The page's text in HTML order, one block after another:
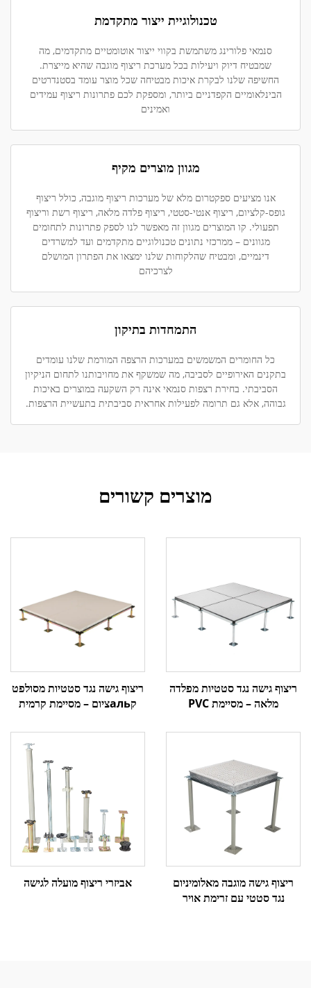
טכנולוגיית ייצור מתקדמת
סנמאי פלורינג משתמשת בקווי ייצור אוטומטיים מתקדמים, מה
שמבטיח דיוק ויעילות בכל מערכת ריצוף מוגבה שהיא מייצרת.
החשיפה שלנו לבקרת איכות מבטיחה שכל מוצר עומד בסטנדרטים
הבינלאומיים הקפדניים ביותר, ומספקת לכם פתרונות ריצוף עמידים
ואמינים
מגוון מוצרים מקיף
אנו מציעים ספקטרום מלא של מערכות ריצוף מוגבה, כולל ריצוף
גופס-קלציום, ריצוף אנטי-סטטי, ריצוף פלדה מלאה, ריצוף רשת וריצוף
תפעולי. קו המוצרים מגוון זה מאפשר לנו לספק פתרונות לתחומים
מגוונים – ממרכזי נתונים טכנולוגיים מתקדמים ועד למשרדים
דינמיים, ומבטיח שהלקוחות שלנו ימצאו את הפתרון המושלם
לצרכיהם
התמחדות בתיקון
כל החומרים המשמשים במערכות הרצפה המורמת שלנו עומדים
בתקנים האירופיים לסביבה, מה שמשקף את מחויבותנו לתחום הניקיון
הסביבתי. בחירת רצפות סנמאי אינה רק השקעה במוצרים באיכות
גבוהה, אלא גם תרומה לפעילות אחראית סביבתית בתעשיית הרצפות.
מוצרים קשורים
ריצוף גישה נגד סטטיות מפלדה
מלאה – מסיימת PVC
ריצוף גישה נגד סטטיות מסולפט
קальציום – מסיימת קרמית
ריצוף גישה מוגבה מאלומיניום
נגד סטטי עם זרימת אויר
אביזרי ריצוף מועלה לגישה